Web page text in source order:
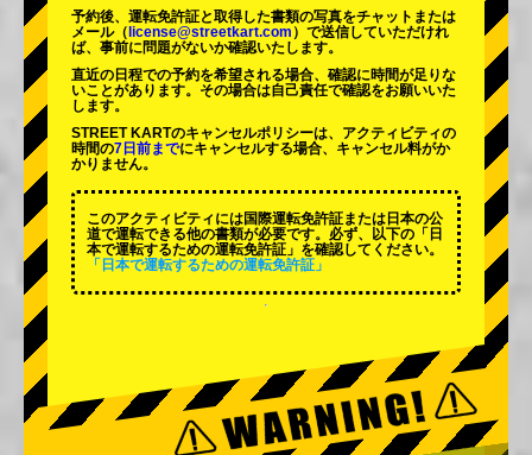
予約後、運転免許証と取得した書類の写真をチャットまたは
メール（ license@streetkart.com ）で送信していただけれ
ば、事前に問題がないか確認いたします。
直近の日程での予約を希望される場合、確認に時間が足りな
いことがあります。その場合は自己責任で確認をお願いいた
します。
STREET KARTのキャンセルポリシーは、アクティビティの
時間の7日前までにキャンセルする場合、キャンセル料がか
かりません。
このアクティビティには国際運転免許証または日本の公
道で運転できる他の書類が必要です。必ず、以下の「日
本で運転するための運転免許証」を確認してください。
「日本で運転するための運転免許証」